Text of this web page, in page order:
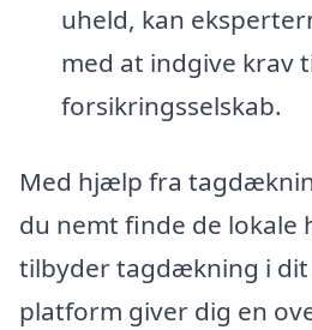
uheld, kan
med at indgive krav
forsikringsselskab.
Med hjælp fra
du nemt finde de
tilbyder tagdækning i dit
platform giver dig en